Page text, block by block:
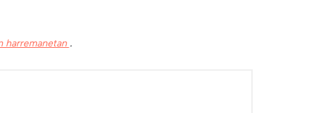
harremanetan .